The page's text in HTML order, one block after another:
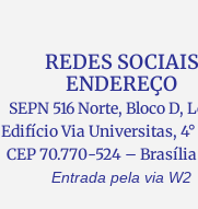
REDES SOCIAIS
ENDEREÇO
SEPN 516 Norte, Bloco D,
Edifício Via Universitas,
CEP 70.770-524 –
Entrada pela via W2